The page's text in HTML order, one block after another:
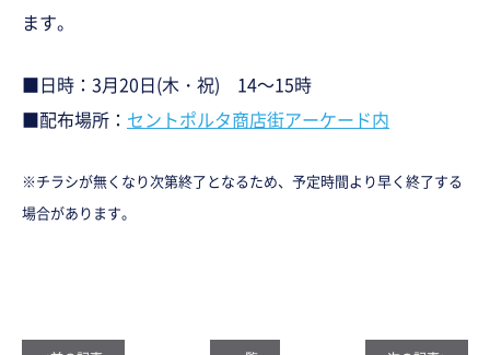
ます。
■日時：3月20日(木・祝) 14～15時
■配布場所： セントポルタ商店街アーケード内
※チラシが無くなり次第終了となるため、予定時間より早く終了する
場合があります。